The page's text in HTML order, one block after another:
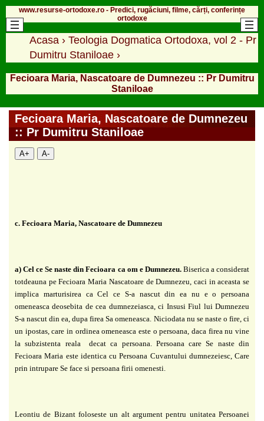
www.resurse-ortodoxe.ro - Predici, rugăciuni, filme, cărți, conferințe
ortodoxe
Acasa › Teologia Dogmatica Ortodoxa, vol 2 - Pr
Dumitru Staniloae ›
Fecioara Maria, Nascatoare de Dumnezeu :: Pr Dumitru
Staniloae
Fecioara Maria, Nascatoare de Dumnezeu
:: Pr Dumitru Staniloae
A+ A-
c. Fecioara Maria, Nascatoare de Dumnezeu
a) Cel ce Se naste din Fecioara ca om e Dumnezeu.Biserica a considerat
totdeauna peFecioara Maria Nascatoare de Dumnezeu, caci in aceasta se
implica marturisirea ca Cel ce S-a nascut din ea nu e o persoana
omeneasca deosebita de cea dumnezeiasca, ci Insusi Fiul lui Dumnezeu
S-a nascut din ea, dupa firea Sa omeneasca. Niciodata nu se naste o fire, ci
un ipostas, care in ordinea omeneasca este o persoana, daca firea nu vine
la subzistenta realadecat ca persoana. Persoana care Se naste din
Fecioara Maria este identica cu Persoana Cuvantului dumnezeiesc, Care
prin intrupare Se face si persoana firii omenesti.
Leontiu de Bizant foloseste un alt argument pentru unitatea Persoanei